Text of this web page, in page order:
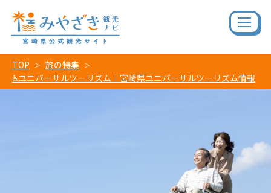
TOP
旅の特集
♿ユニバーサルツーリズム｜宮崎県ユニバーサルツーリズム情報